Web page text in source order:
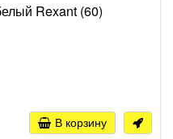
Rexant (60)
В корзину